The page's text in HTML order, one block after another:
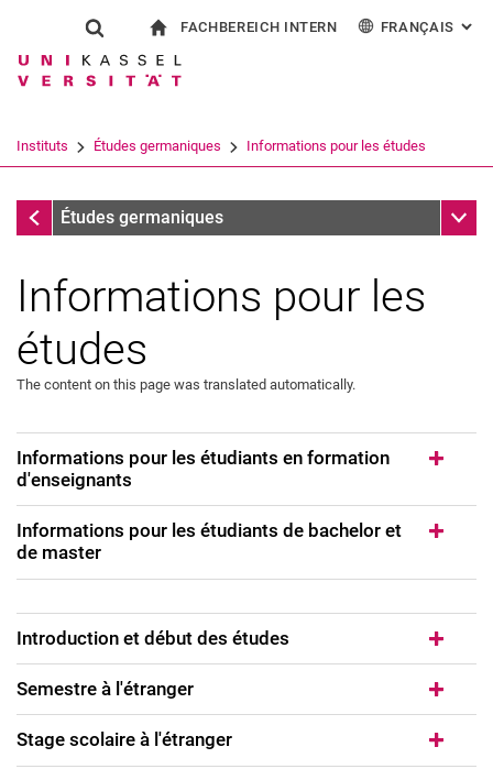
Jump directly to: content
Jump directly to: search
Jump directly to: main
Show search form
Search term
Search (opens an external link in a
FACHBEREICH INTERN FRANÇAIS :
Instituts Études germaniques Informations pour les études
InstitutsÉtudes germaniques Sub
Informations pour les
études
The content on this page was translated automatically.
Informations pour les étudiants en formation
d'enseignants
Informations pour les étudiants de bachelor et
de master
Introduction et début des études
Semestre à l'étranger
Stage scolaire à l'étranger